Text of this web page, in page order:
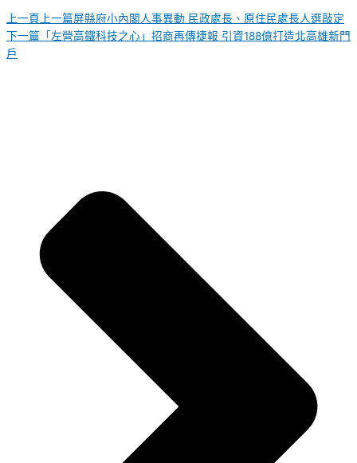
上一頁 上一篇屏縣府小內閣人事異動 民政處長、原住民處長人選敲定
下一篇 「左營高鐵科技之心」招商再傳捷報 引資188億打造北高雄新門
戶